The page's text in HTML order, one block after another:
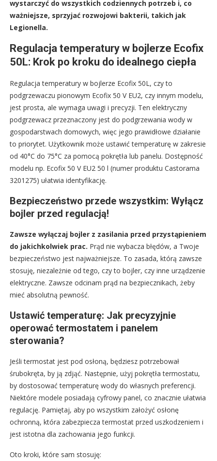
wystarczyć do wszystkich codziennych potrzeb i, co
ważniejsze, sprzyjać rozwojowi bakterii, takich jak
Legionella.
Regulacja temperatury w bojlerze Ecofix
50L: Krok po kroku do idealnego ciepła
Regulacja temperatury w bojlerze Ecofix 50L, czy to
podgrzewaczu pionowym Ecofix 50 V EU2, czy innym modelu,
jest prosta, ale wymaga uwagi i precyzji. Ten elektryczny
podgrzewacz przeznaczony jest do podgrzewania wody w
gospodarstwach domowych, więc jego prawidłowe działanie
to priorytet. Użytkownik może ustawić temperaturę w zakresie
od 40°C do 75°C za pomocą pokrętła lub panelu. Dostępność
modelu np. Ecofix 50 V EU2 50 l (numer produktu Castorama
3201275) ułatwia identyfikację.
Bezpieczeństwo przede wszystkim: Wyłącz
bojler przed regulacją!
Zawsze wyłączaj bojler z zasilania przed przystąpieniem
do jakichkolwiek prac. Prąd nie wybacza błędów, a Twoje
bezpieczeństwo jest najważniejsze. To zasada, którą zawsze
stosuję, niezależnie od tego, czy to bojler, czy inne urządzenie
elektryczne. Zawsze odcinam prąd na bezpiecznikach, żeby
mieć absolutną pewność.
Ustawić temperaturę: Jak precyzyjnie
operować termostatem i panelem
sterowania?
Jeśli termostat jest pod osłoną, będziesz potrzebował
śrubokręta, by ją zdjąć. Następnie, użyj pokrętła termostatu,
by dostosować temperaturę wody do własnych preferencji.
Niektóre modele posiadają cyfrowy panel, co znacznie ułatwia
regulację. Pamiętaj, aby po wszystkim założyć osłonę
ochronną, która zabezpiecza termostat przed uszkodzeniem i
jest istotna dla zachowania jego funkcji.
Oto kroki, które sam stosuję: